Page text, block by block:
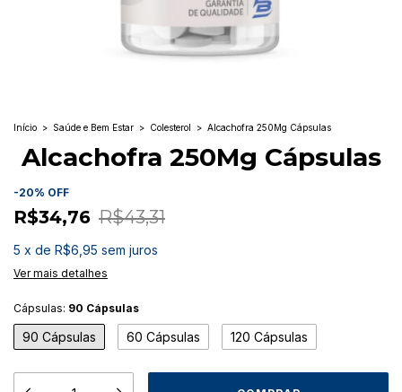
Início > Saúde e Bem Estar > Colesterol > Alcachofra 250Mg Cápsulas
Alcachofra 250Mg Cápsulas
-20% OFF
R$34,76 R$43,31
5 x de R$6,95 sem juros
Ver mais detalhes
Cápsulas: 90 Cápsulas
90 Cápsulas 60 Cápsulas 120 Cápsulas